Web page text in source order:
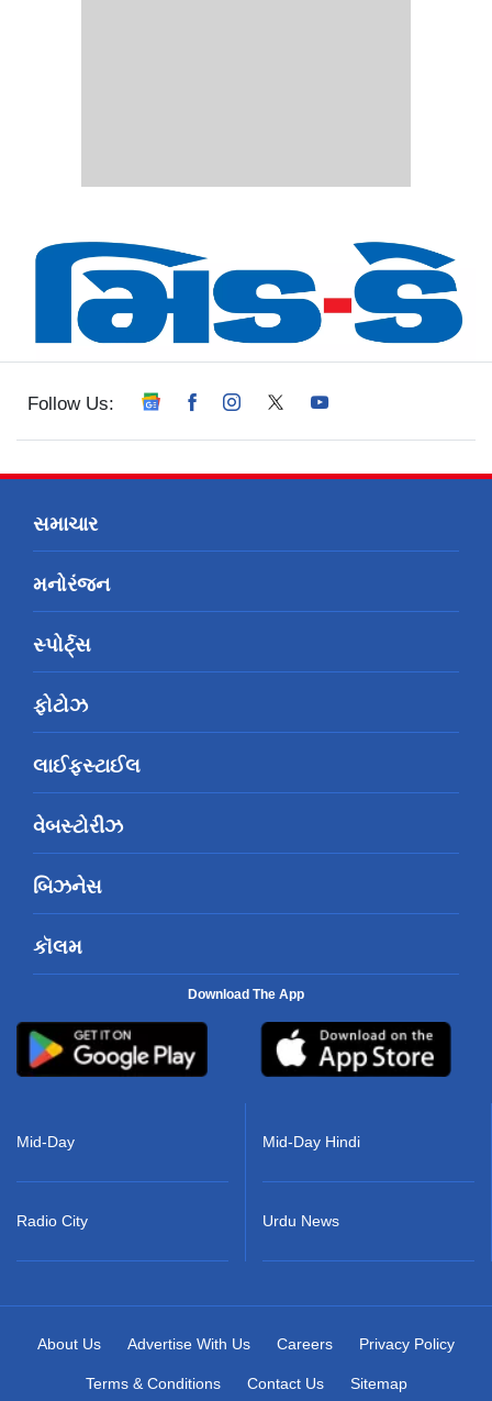
Follow Us:
સમાચાર
મનોરંજન
સ્પોર્ટ્સ
ફોટોઝ
લાઈફસ્ટાઈલ
વેબસ્ટોરીઝ
બિઝનેસ
કૉલમ
Download The App
Mid-Day
Radio City
Mid-Day Hindi
Urdu News
About Us Advertise With Us Careers Privacy Policy
Terms & Conditions Contact Us Sitemap